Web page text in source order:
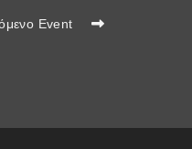
Event